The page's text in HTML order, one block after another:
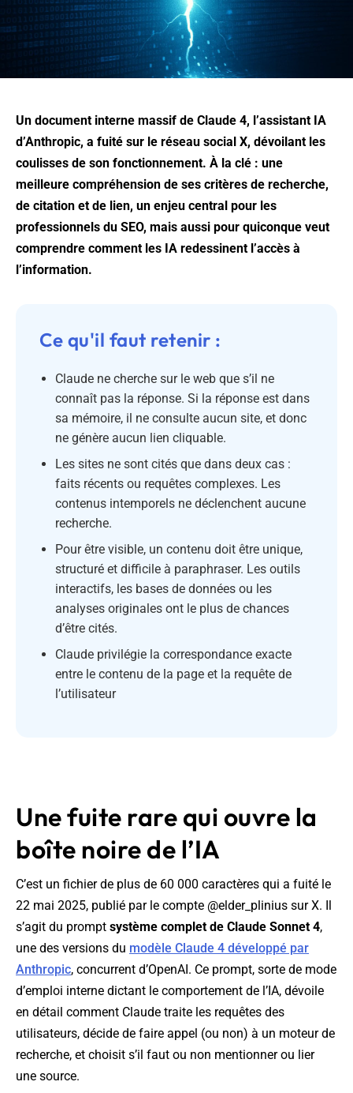
Un document interne massif de Claude 4, l’assistant IA
d’Anthropic, a fuité sur le réseau social X, dévoilant les
coulisses de son fonctionnement. À la clé : une
meilleure compréhension de ses critères de recherche,
de citation et de lien, un enjeu central pour les
professionnels du SEO, mais aussi pour quiconque veut
comprendre comment les IA redessinent l’accès à
l’information.
Ce qu'il faut retenir :
Claude ne cherche sur le web que s’il ne
connaît pas la réponse. Si la réponse est dans
sa mémoire, il ne consulte aucun site, et donc
ne génère aucun lien cliquable.
Les sites ne sont cités que dans deux cas :
faits récents ou requêtes complexes. Les
contenus intemporels ne déclenchent aucune
recherche.
Pour être visible, un contenu doit être unique,
structuré et difficile à paraphraser. Les outils
interactifs, les bases de données ou les
analyses originales ont le plus de chances
d’être cités.
Claude privilégie la correspondance exacte
entre le contenu de la page et la requête de
l’utilisateur
Une fuite rare qui ouvre la
boîte noire de l’IA
C’est un fichier de plus de 60 000 caractères qui a fuité le
22 mai 2025, publié par le compte @elder_plinius sur X. Il
s’agit du prompt système complet de Claude Sonnet 4,
une des versions du modèle Claude 4 développé par
Anthropic, concurrent d’OpenAI. Ce prompt, sorte de mode
d’emploi interne dictant le comportement de l’IA, dévoile
en détail comment Claude traite les requêtes des
utilisateurs, décide de faire appel (ou non) à un moteur de
recherche, et choisit s’il faut ou non mentionner ou lier
une source.